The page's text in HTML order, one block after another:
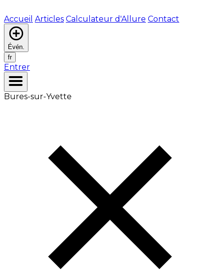
Accueil Articles Calculateur d'Allure Contact
Évén.
fr
Entrer
Bures-sur-Yvette